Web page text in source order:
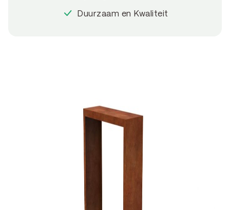
Duurzaam en Kwaliteit